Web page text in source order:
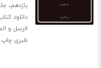
‌یازدهم،
دانلود
الرسل و
طبری چاپ